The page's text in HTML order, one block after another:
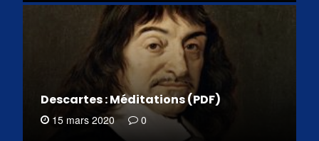
Descartes : Méditations (PDF)
15 mars 2020 0